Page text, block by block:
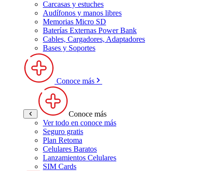
Carcasas y estuches
Audífonos y manos libres
Memorias Micro SD
Baterías Externas Power Bank
Cables, Cargadores, Adaptadores
Bases y Soportes
Conoce más
Conoce más
Ver todo en conoce más
Seguro gratis
Plan Retoma
Celulares Baratos
Lanzamientos Celulares
SIM Cards